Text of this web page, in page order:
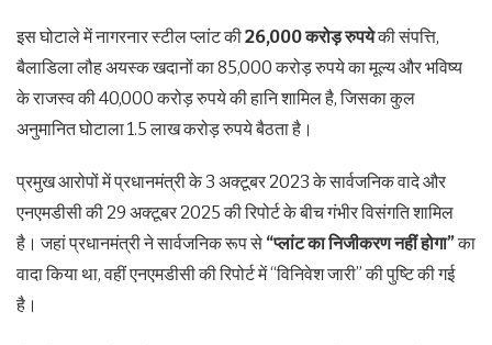
इस घोटाले में नागरनार स्टील प्लांट की26,000 करोड़ रुपयेकी संपत्ति,
बैलाडिला लौह अयस्क खदानों का 85,000 करोड़ रुपये का मूल्य और भविष्य
के राजस्व की 40,000 करोड़ रुपये की हानि शामिल है, जिसका कुल
अनुमानित घोटाला 1.5 लाख करोड़ रुपये बैठता है।
प्रमुख आरोपों में प्रधानमंत्री के 3 अक्टूबर 2023 के सार्वजनिक वादे और
एनएमडीसी की 29 अक्टूबर 2025 की रिपोर्ट के बीच गंभीर विसंगति शामिल
है। जहां प्रधानमंत्री ने सार्वजनिक रूप से “प्लांट का निजीकरण नहीं होगा”का
वादा किया था, वहीं एनएमडीसी की रिपोर्ट में “विनिवेश जारी” की पुष्टि की गई
है।